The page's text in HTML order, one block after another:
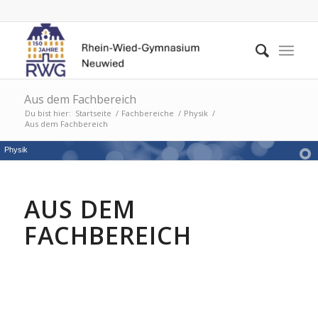
Aus dem Fachbereich
Du bist hier: Startseite / Fachbereiche / Physik /
Aus dem Fachbereich
Physik
AUS DEM
FACHBEREICH